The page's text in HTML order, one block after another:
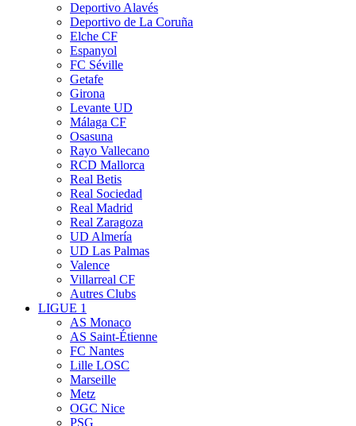
Deportivo Alavés
Deportivo de La Coruña
Elche CF
Espanyol
FC Séville
Getafe
Girona
Levante UD
Málaga CF
Osasuna
Rayo Vallecano
RCD Mallorca
Real Betis
Real Sociedad
Real Madrid
Real Zaragoza
UD Almería
UD Las Palmas
Valence
Villarreal CF
Autres Clubs
LIGUE 1
AS Monaco
AS Saint-Étienne
FC Nantes
Lille LOSC
Marseille
Metz
OGC Nice
PSG